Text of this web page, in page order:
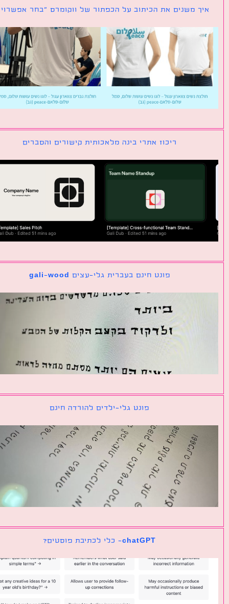
משנים את הכיתוב על הכפתור של ווקומרס ״בחר אפשרויות״
ריכוז אתרי בינה מלאכותית קישורים והסברים
פונט חינם בעברית גלי-עצים gali-wood
פונט גלי-ילדים להורדה חינם
chatGPT- כלי לכתיבת פוסטים?